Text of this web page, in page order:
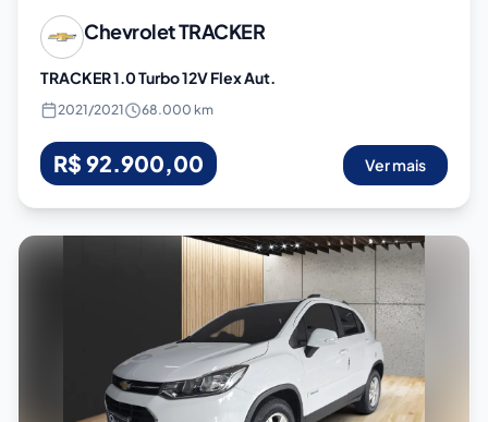
ChevroletTRACKER
TRACKER 1.0 Turbo 12V Flex Aut.
2021/2021 68.000 km
R$ 92.900,00 Ver mais